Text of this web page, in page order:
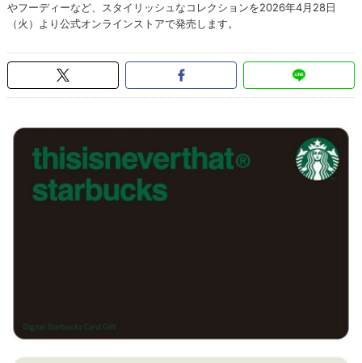
やフーディーなど、スタイリッシュなコレクションを2026年4月28日
（火）より公式オンラインストアで発売します。